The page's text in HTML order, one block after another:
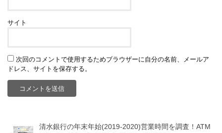
サイト
次回のコメントで使用するためブラウザーに自分の名前、メールア
ドレス、サイトを保存する。
清水銀行の年末年始(2019-2020)営業時間を調査！ATM